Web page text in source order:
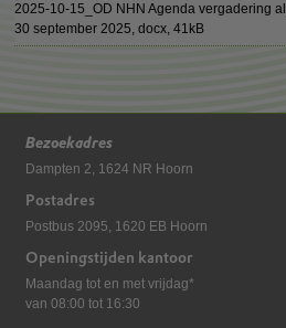
2025-10-15_OD NHN Agenda vergadering
30 september 2025,docx, 41kB
Bezoekadres
Dampten 2, 1624 NR Hoorn
Postadres
Postbus 2095, 1620 EB Hoorn
Openingstijden kantoor
Maandag tot en met vrijdag*
van 08:00 tot 16:30